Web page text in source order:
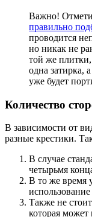
Важно!
правильно
проводится
но никак не
той же
одна затирка,
уже будет
Количество
В зависимости от
разные крестики.
В случае
четырьмя
В то же время
Также не
которая может